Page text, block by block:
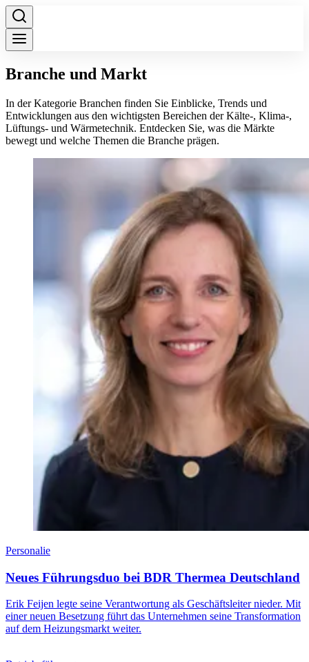
Branche und Markt
In der Kategorie Branchen finden Sie Einblicke, Trends und
Entwicklungen aus den wichtigsten Bereichen der Kälte-, Klima-,
Lüftungs- und Wärmetechnik. Entdecken Sie, was die Märkte
bewegt und welche Themen die Branche prägen.
Personalie
Neues Führungsduo bei BDR Thermea Deutschland
Erik Feijen legte seine Verantwortung als Geschäftsleiter nieder. Mit
einer neuen Besetzung führt das Unternehmen seine Transformation
auf dem Heizungsmarkt weiter.